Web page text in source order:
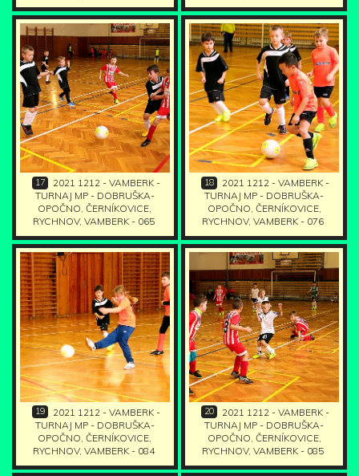
17
2021 1212 - VAMBERK -
TURNAJ MP - DOBRUŠKA-
OPOČNO, ČERNÍKOVICE,
RYCHNOV, VAMBERK - 065
18
2021 1212 - VAMBERK -
TURNAJ MP - DOBRUŠKA-
OPOČNO, ČERNÍKOVICE,
RYCHNOV, VAMBERK - 076
19
2021 1212 - VAMBERK -
TURNAJ MP - DOBRUŠKA-
OPOČNO, ČERNÍKOVICE,
RYCHNOV, VAMBERK - 084
20
2021 1212 - VAMBERK -
TURNAJ MP - DOBRUŠKA-
OPOČNO, ČERNÍKOVICE,
RYCHNOV, VAMBERK - 085